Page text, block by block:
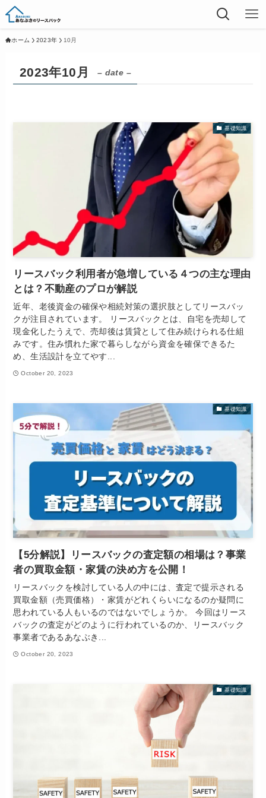
ホーム 2023年 10月
2023年10月 – date –
基礎知識
リースバック利用者が急増している４つの主な理由
とは？不動産のプロが解説
近年、老後資金の確保や相続対策の選択肢としてリースバッ
クが注目されています。 リースバックとは、自宅を売却して
現金化したうえで、売却後は賃貸として住み続けられる仕組
みです。住み慣れた家で暮らしながら資金を確保できるた
め、生活設計を立てやす...
October 20, 2023
基礎知識
【5分解説】リースバックの査定額の相場は？事業
者の買取金額・家賃の決め方を公開！
リースバックを検討している人の中には、査定で提示される
買取金額（売買価格）・家賃がどれくらいになるのか疑問に
思われている人もいるのではないでしょうか。 今回はリース
バックの査定がどのように行われているのか、リースバック
事業者であるあなぶき...
October 20, 2023
基礎知識